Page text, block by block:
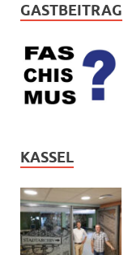
GASTBEITRAG
KASSEL